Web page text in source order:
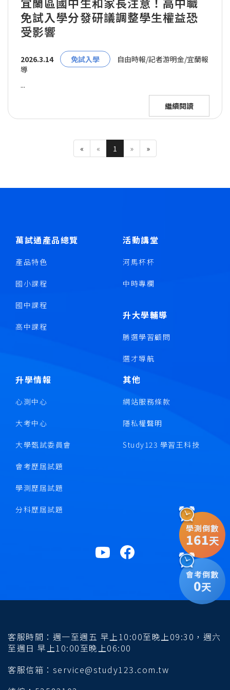
免試入學分發研議調整學生權益恐
受影響
2026.3.14 免試入學
自由時報/記者游明金/宜蘭報
導
...
繼續閱讀
« « 1 » »
萬試通產品總覽
產品特色
國小課程
國中課程
高中課程
活動講堂
河馬杯杯
中時專欄
升大學輔導
勝選學習顧問
選才導航
升學情報
心測中心
大考中心
大學甄試委員會
會考歷屆試題
學測歷屆試題
分科歷屆試題
其他
網站服務條款
隱私權聲明
Study123 學習王科技
客服時間：週一至週五 早上10:00至晚上09:30，週六
至週日 早上10:00至晚上06:00
客服信箱：service@study123.com.tw
學測倒數
161天
會考倒數
0天